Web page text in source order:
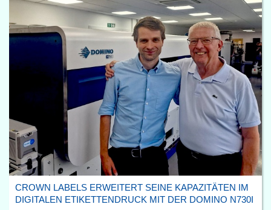
CROWN LABELS ERWEITERT SEINE KAPAZITÄTEN IM
DIGITALEN ETIKETTENDRUCK MIT DER DOMINO N730I